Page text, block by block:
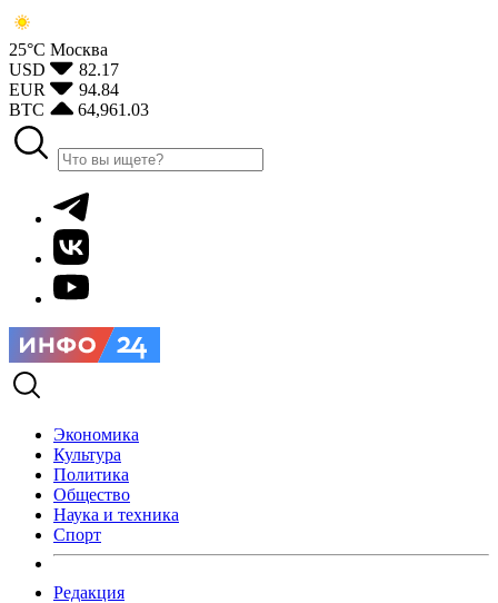
25°С Москва
USD
82.17
EUR
94.84
BTC
64,961.03
Экономика
Культура
Политика
Общество
Наука и техника
Спорт
Редакция